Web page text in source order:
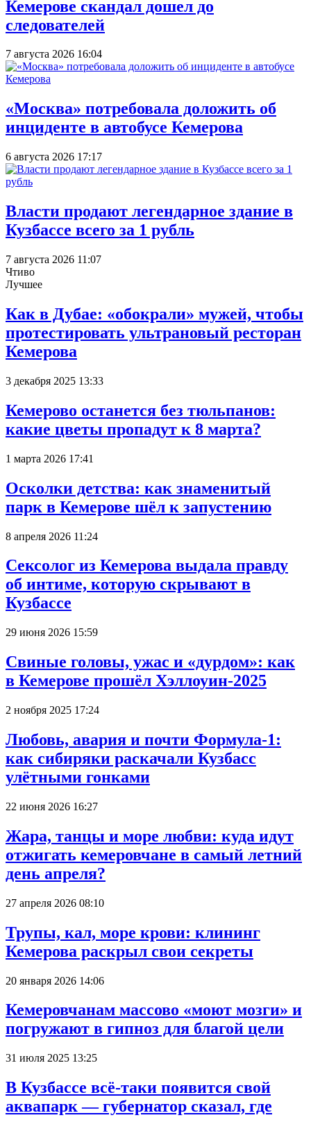
Кемерове скандал дошел до
следователей
7 августа 2026 16:04
«Москва» потребовала доложить об
инциденте в автобусе Кемерова
6 августа 2026 17:17
Власти продают легендарное здание в
Кузбассе всего за 1 рубль
7 августа 2026 11:07
Чтиво
Лучшее
Как в Дубае: «обокрали» мужей, чтобы
протестировать ультрановый ресторан
Кемерова
3 декабря 2025 13:33
Кемерово останется без тюльпанов:
какие цветы пропадут к 8 марта?
1 марта 2026 17:41
Осколки детства: как знаменитый
парк в Кемерове шёл к запустению
8 апреля 2026 11:24
Сексолог из Кемерова выдала правду
об интиме, которую скрывают в
Кузбассе
29 июня 2026 15:59
Свиные головы, ужас и «дурдом»: как
в Кемерове прошёл Хэллоуин-2025
2 ноября 2025 17:24
Любовь, авария и почти Формула-1:
как сибиряки раскачали Кузбасс
улётными гонками
22 июня 2026 16:27
Жара, танцы и море любви: куда идут
отжигать кемеровчане в самый летний
день апреля?
27 апреля 2026 08:10
Трупы, кал, море крови: клининг
Кемерова раскрыл свои секреты
20 января 2026 14:06
Кемеровчанам массово «моют мозги» и
погружают в гипноз для благой цели
31 июля 2025 13:25
В Кузбассе всё-таки появится свой
аквапарк — губернатор сказал, где